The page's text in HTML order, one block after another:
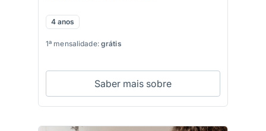
4 anos
1ª mensalidade: grátis
Saber mais sobre